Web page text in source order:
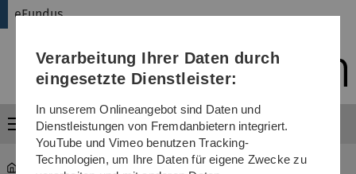
Direkt
Direkt
Direkt
(Sprache,
Drucken,
Media)
Direkt
Direkt
eFundus
Menü
Verarbeitung Ihrer Daten durch
eingesetzte Dienstleister:
In unserem Onlineangebot sind Daten und
Dienstleistungen von Fremdanbietern integriert.
YouTube und Vimeo benutzen Tracking-
Technologien, um Ihre Daten für eigene Zwecke zu